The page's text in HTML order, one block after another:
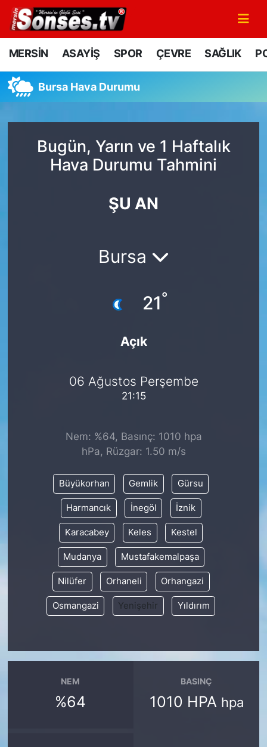
MERSİN ASAYİŞ SPOR ÇEVRE SAĞLIK
Bursa Hava Durumu
Bugün, Yarın ve 1 Haftalık
Hava Durumu Tahmini
ŞU AN
Bursa
21°
Açık
06 Ağustos Perşembe
21:15
Nem: %64, Basınç: 1010 hpa
hPa, Rüzgar: 1.50 m/s
Büyükorhan Gemlik Gürsu
Harmancık İnegöl İznik
Karacabey Keles Kestel
Mudanya Mustafakemalpaşa
Nilüfer Orhaneli Orhangazi
Osmangazi Yenişehir Yıldırım
NEM
%64
BASINÇ
1010 HPA hpa
MERSİN
GÜNÜN MANŞETİ
DÜNYA
KÜLTÜR - SANAT
Tanıtım
Mersin Nöbetçi Eczaneler
Mersin Trafik Yoğunluk Haritası
Süper Lig Puan Durumu ve Fikstür